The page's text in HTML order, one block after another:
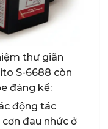
thư giãn
S-6688 còn
đáng kể:
động tác
đau nhức ở